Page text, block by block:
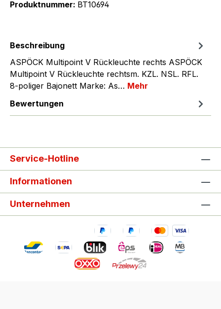
Produktnummer: BT10694
Beschreibung
ASPÖCK Multipoint V Rückleuchte rechts ASPÖCK
Multipoint V Rückleuchte rechtsm. KZL. NSL. RFL.
8-poliger Bajonett Marke: As… Mehr
Bewertungen
Service-Hotline
Informationen
Unternehmen